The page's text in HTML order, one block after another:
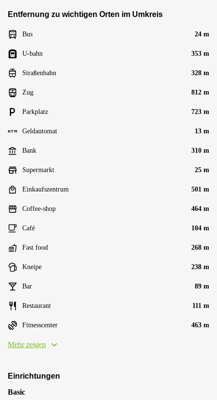
Entfernung zu wichtigen Orten im Umkreis
Bus 24 m
U-bahn 353 m
Straßenbahn 328 m
Zug 812 m
Parkplatz 723 m
Geldautomat 13 m
Bank 310 m
Supermarkt 25 m
Einkaufszentrum 501 m
Coffee-shop 464 m
Café 104 m
Fast food 268 m
Kneipe 238 m
Bar 89 m
Restaurant 111 m
Fitnesscenter 463 m
Mehr zeigen
Einrichtungen
Basic